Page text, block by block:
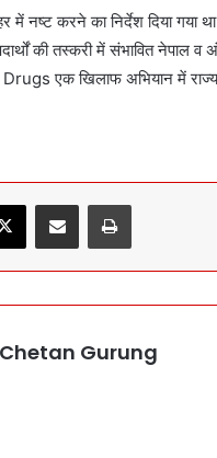
में नष्ट करने का निर्देश दिया
की तस्करी में संभावित नेपाल व
Drugs एक खिलाफ अभियान में
Chetan Gurung